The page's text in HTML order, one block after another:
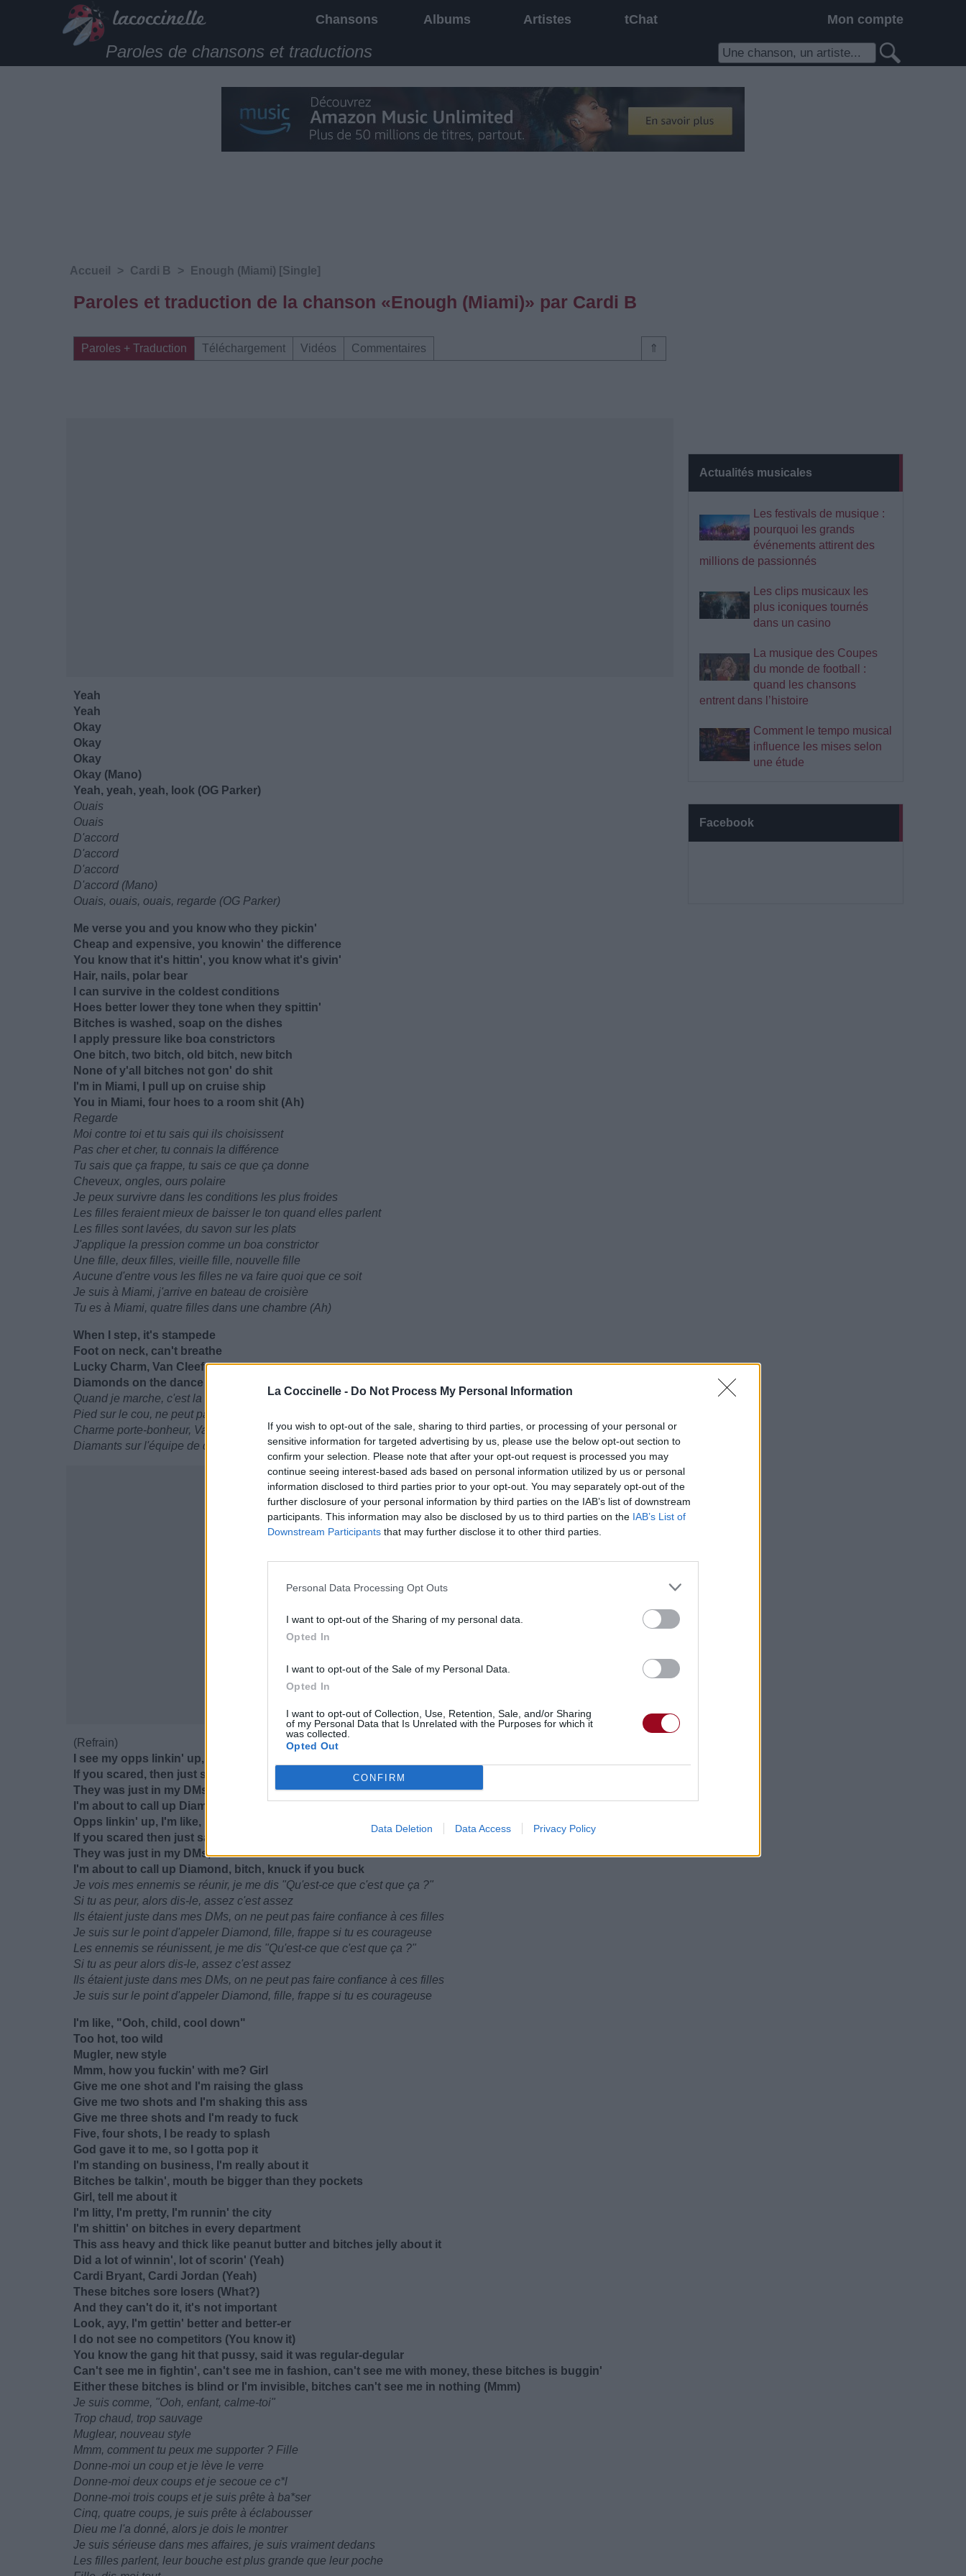
La Coccinelle - Do Not Process My Personal Information
If you wish to opt-out of the sale, sharing to third parties, or processing of your personal or
sensitive information for targeted advertising by us, please use the below opt-out section to
confirm your selection. Please note that after your opt-out request is processed you may
continue seeing interest-based ads based on personal information utilized by us or personal
information disclosed to third parties prior to your opt-out. You may separately opt-out of the
further disclosure of your personal information by third parties on the IAB’s list of downstream
participants. This information may also be disclosed by us to third parties on the IAB’s List of
Downstream Participants that may further disclose it to other third parties.
Personal Data Processing Opt Outs
I want to opt-out of the Sharing of my personal data.
Opted In
I want to opt-out of the Sale of my Personal Data.
Opted In
I want to opt-out of Collection, Use, Retention, Sale, and/or Sharing
of my Personal Data that Is Unrelated with the Purposes for which it
was collected.
Opted Out
CONFIRM
Data Deletion Data Access Privacy Policy
Chansons Albums Artistes tChat Mon compte
Paroles de chansons et traductions
Actualités musicales
Les festivals de musique :
pourquoi les grands
événements attirent des
millions de passionnés
Les clips musicaux les
plus iconiques tournés
dans un casino
La musique des Coupes
du monde de football :
quand les chansons
entrent dans l’histoire
Comment le tempo musical
influence les mises selon
une étude
Facebook
Accueil > Cardi B > Enough (Miami) [Single]
Paroles et traduction de la chanson «Enough (Miami)» par Cardi B
⇑
Paroles + Traduction Téléchargement Vidéos Commentaires
Yeah
Yeah
Okay
Okay
Okay
Okay (Mano)
Yeah, yeah, yeah, look (OG Parker)
Ouais
Ouais
D'accord
D'accord
D'accord
D'accord (Mano)
Ouais, ouais, ouais, regarde (OG Parker)
Me verse you and you know who they pickin'
Cheap and expensive, you knowin' the difference
You know that it's hittin', you know what it's givin'
Hair, nails, polar bear
I can survive in the coldest conditions
Hoes better lower they tone when they spittin'
Bitches is washed, soap on the dishes
I apply pressure like boa constrictors
One bitch, two bitch, old bitch, new bitch
None of y'all bitches not gon' do shit
I'm in Miami, I pull up on cruise ship
You in Miami, four hoеs to a room shit (Ah)
Regarde
Moi contre toi et tu sais qui ils choisissent
Pas cher et cher, tu connais la différence
Tu sais que ça frappe, tu sais ce que ça donne
Cheveux, ongles, ours polaire
Je peux survivre dans les conditions les plus froides
Les filles feraient mieux de baisser le ton quand elles parlent
Les filles sont lavées, du savon sur les plats
J'applique la pression comme un boa constrictor
Une fille, deux filles, vieille fille, nouvelle fille
Aucune d'entre vous les filles ne va faire quoi que ce soit
Je suis à Miami, j'arrive en bateau de croisière
Tu es à Miami, quatre filles dans une chambre (Ah)
When I step, it's stampedе
Foot on neck, can't breathe
Lucky Charm, Van Cleef
Diamonds on the dance team
Quand je marche, c'est la ruée
Pied sur le cou, ne peut pas respirer
Charme porte-bonheur, Van Cleef
Diamants sur l'équipe de danse
(Refrain)
I see my opps linkin' up, I'm like, "What in the fuck?"
If you scared, then just say that, ho, enough is enough
They was just in my DMs, ain't no trustin' these sluts
I'm about to call up Diamond, bitch, knuck if you—
Opps linkin' up, I'm like, "What in the fuck?"
If you scared then just say that, ho, enough is enough
They was just in my DMs, ain't no trustin' these sluts
I'm about to call up Diamond, bitch, knuck if you buck
Je vois mes ennemis se réunir, je me dis "Qu'est-ce que c'est que ça ?"
Si tu as peur, alors dis-le, assez c'est assez
Ils étaient juste dans mes DMs, on ne peut pas faire confiance à ces filles
Je suis sur le point d'appeler Diamond, fille, frappe si tu es courageuse
Les ennemis se réunissent, je me dis "Qu'est-ce que c'est que ça ?"
Si tu as peur alors dis-le, assez c'est assez
Ils étaient juste dans mes DMs, on ne peut pas faire confiance à ces filles
Je suis sur le point d'appeler Diamond, fille, frappe si tu es courageuse
I'm like, "Ooh, child, cool down"
Too hot, too wild
Mugler, new style
Mmm, how you fuckin' with me? Girl
Give me one shot and I'm raising the glass
Give me two shots and I'm shaking this ass
Give me three shots and I'm ready to fuck
Five, four shots, I be ready to splash
God gave it to me, so I gotta pop it
I'm standing on business, I'm really about it
Bitches be talkin', mouth be bigger than they pockets
Girl, tell me about it
I'm litty, I'm pretty, I'm runnin' the city
I'm shittin' on bitches in every department
This ass heavy and thick like peanut butter and bitches jelly about it
Did a lot of winnin', lot of scorin' (Yeah)
Cardi Bryant, Cardi Jordan (Yeah)
These bitches sore losers (What?)
And they can't do it, it's not important
Look, ayy, I'm gettin' better and better-er
I do not see no competitors (You know it)
You know the gang hit that pussy, said it was regular-degular
Can't see me in fightin', can't see me in fashion, can't see me with money, these bitches is buggin'
Either these bitches is blind or I'm invisible, bitches can't see me in nothing (Mmm)
Je suis comme, "Ooh, enfant, calme-toi"
Trop chaud, trop sauvage
Muglear, nouveau style
Mmm, comment tu peux me supporter ? Fille
Donne-moi un coup et je lève le verre
Donne-moi deux coups et je secoue ce c*l
Donne-moi trois coups et je suis prête à ba*ser
Cinq, quatre coups, je suis prête à éclabousser
Dieu me l'a donné, alors je dois le montrer
Je suis sérieuse dans mes affaires, je suis vraiment dedans
Les filles parlent, leur bouche est plus grande que leur poche